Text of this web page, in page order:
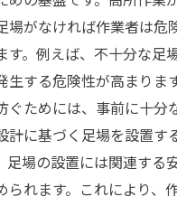
場がなければ作業者は危
す。例えば、不十分な足
生する危険性が高まりま
ぐためには、事前に十分
計に基づく足場を設置す
足場の設置には関連する
られます。これにより、